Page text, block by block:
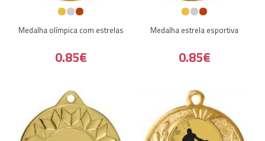
Medalha olímpica com estrelas
0.85€
Medalha estrela esportiva
0.85€